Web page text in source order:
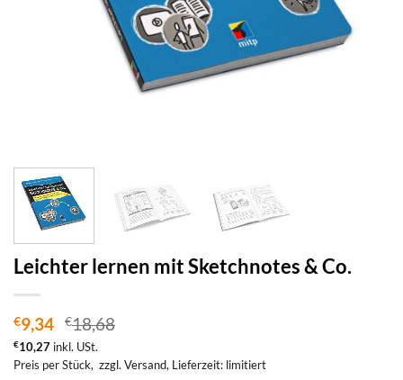
Leichter lernen mit Sketchnotes & Co.
€9,34 €18,68
€10,27 inkl. USt.
Preis per Stück, zzgl. Versand, Lieferzeit: limitiert